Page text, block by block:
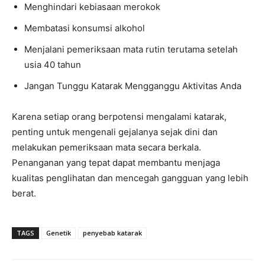
Menghindari kebiasaan merokok
Membatasi konsumsi alkohol
Menjalani pemeriksaan mata rutin terutama setelah
usia 40 tahun
Jangan Tunggu Katarak Mengganggu Aktivitas Anda
Karena setiap orang berpotensi mengalami katarak,
penting untuk mengenali gejalanya sejak dini dan
melakukan pemeriksaan mata secara berkala.
Penanganan yang tepat dapat membantu menjaga
kualitas penglihatan dan mencegah gangguan yang lebih
berat.
TAGS Genetik penyebab katarak